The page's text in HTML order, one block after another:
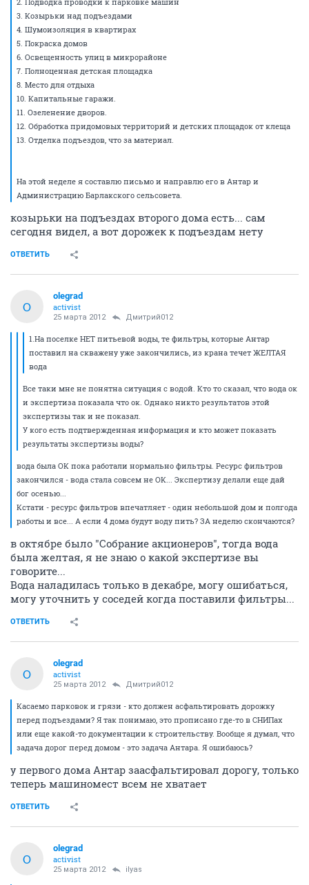
3. Козырьки над подъездами
4. Шумоизоляция в квартирах
5. Покраска домов
6. Освещенность улиц в микрорайоне
7. Полноценная детская площадка
8. Место для отдыха
10. Капитальные гаражи.
11. Озеленение дворов.
12. Обработка придомовых территорий и детских площадок от клеща
13. Отделка подъездов, что за материал.
На этой неделе я составлю письмо и направлю его в Антар и
Администрацию Барлакского сельсовета.
козырьки на подъездах второго дома есть... сам
сегодня видел, а вот дорожек к подъездам нету
ОТВЕТИТЬ
O
olegrad
activist
25 марта 2012 Дмитрий012
1.На поселке НЕТ питьевой воды, те фильтры, которые Антар
поставил на скважену уже закончились, из крана течет ЖЕЛТАЯ
вода
Все таки мне не понятна ситуация с водой. Кто то сказал, что вода ок
и экспертиза показала что ок. Однако никто результатов этой
экспертизы так и не показал.
У кого есть подтвержденная информация и кто может показать
результаты экспертизы воды?
вода была ОК пока работали нормально фильтры. Ресурс фильтров
закончился - вода стала совсем не ОК... Экспертизу делали еще дай
бог осенью...
Кстати - ресурс фильтров впечатляет - один небольшой дом и полгода
работы и все... А если 4 дома будут воду пить? ЗА неделю скончаются?
в октябре было "Собрание акционеров", тогда вода
была желтая, я не знаю о какой экспертизе вы
говорите...
Вода наладилась только в декабре, могу ошибаться,
могу уточнить у соседей когда поставили фильтры...
ОТВЕТИТЬ
O
olegrad
activist
25 марта 2012 Дмитрий012
Касаемо парковок и грязи - кто должен асфальтировать дорожку
перед подъездами? Я так понимаю, это прописано где-то в СНИПах
или еще какой-то документации к строительству. Вообще я думал, что
задача дорог перед домом - это задача Антара. Я ошибаюсь?
у первого дома Антар заасфальтировал дорогу, только
теперь машиномест всем не хватает
ОТВЕТИТЬ
O
olegrad
activist
25 марта 2012 ilyas